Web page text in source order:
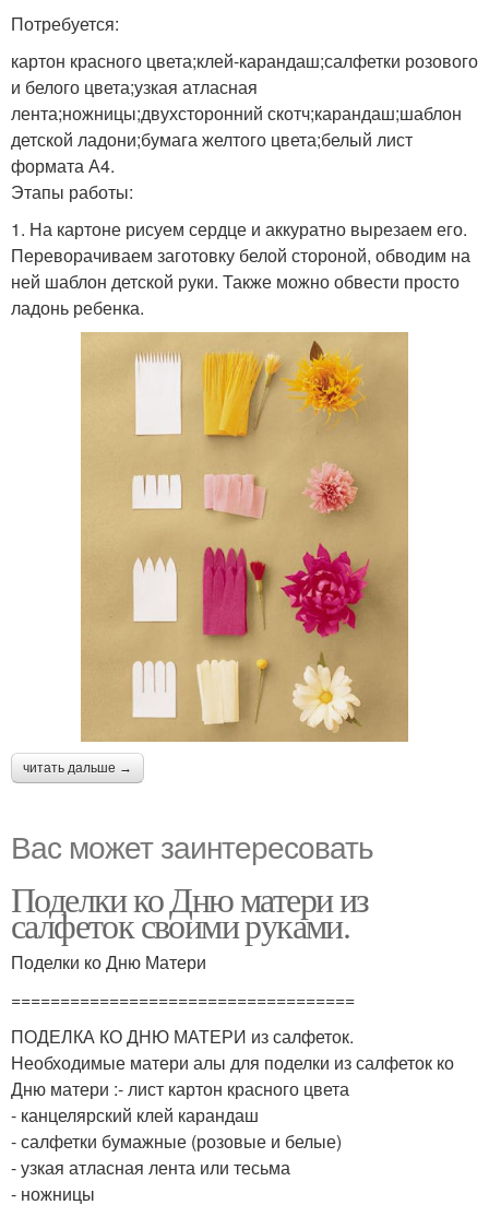
Потребуется:
картон красного цвета;клей-карандаш;салфетки розового
и белого цвета;узкая атласная
лента;ножницы;двухсторонний скотч;карандаш;шаблон
детской ладони;бумага желтого цвета;белый лист
формата А4.
Этапы работы:
1. На картоне рисуем сердце и аккуратно вырезаем его.
Переворачиваем заготовку белой стороной, обводим на
ней шаблон детской руки. Также можно обвести просто
ладонь ребенка.
читать дальше →
Вас может заинтересовать
Поделки ко Дню матери из
салфеток своими руками.
Поделки ко Дню Матери
===================================
ПОДЕЛКА КО ДНЮ МАТЕРИ из салфеток.
Необходимые матери алы для поделки из салфеток ко
Дню матери :- лист картон красного цвета
- канцелярский клей карандаш
- салфетки бумажные (розовые и белые)
- узкая атласная лента или тесьма
- ножницы